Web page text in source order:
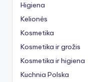
Higiena
Kelionės
Kosmetika
Kosmetika ir grožis
Kosmetika ir higiena
Kuchnia Polska